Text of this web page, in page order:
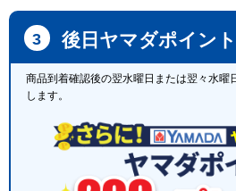
後日ヤマダポイン
商品到着確認後の翌水曜日または翌々水曜
します。